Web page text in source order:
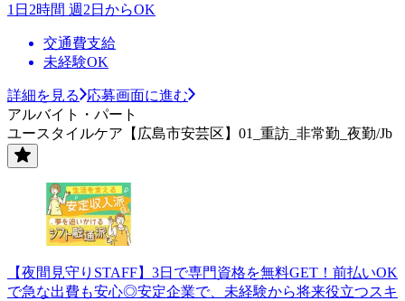
1日2時間 週2日からOK
交通費支給
未経験OK
詳細を見る
応募画面に進む
アルバイト・パート
ユースタイルケア【広島市安芸区】01_重訪_非常勤_夜勤/Jb
【夜間見守りSTAFF】3日で専門資格を無料GET！前払いOK
で急な出費も安心◎安定企業で、未経験から将来役立つスキ